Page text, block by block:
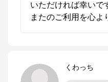
いただければ幸いで
またのご利用を心よ
くわっち